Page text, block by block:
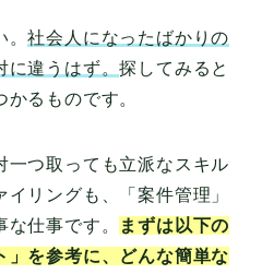
。社会人になったばかりの
に違うはず。探してみると
るものです。
一つ取っても立派なスキル
リングも、「案件管理」
仕事です。
まずは以下の
」を参考に、どんな簡単な